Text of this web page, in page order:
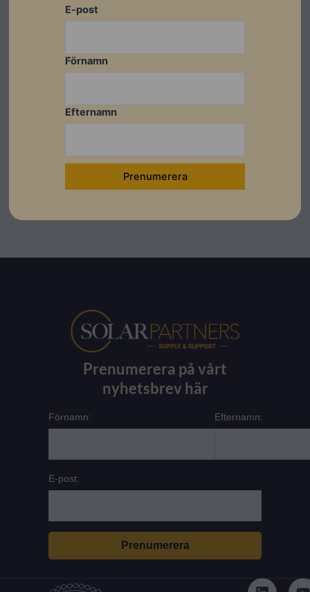
Dela detta inlägg
Prenumerera på vårt
nyhetsbrev här
Förnamn: Efternamn:
E-post:
L
i
o
E-post
Förnamn
Efternamn